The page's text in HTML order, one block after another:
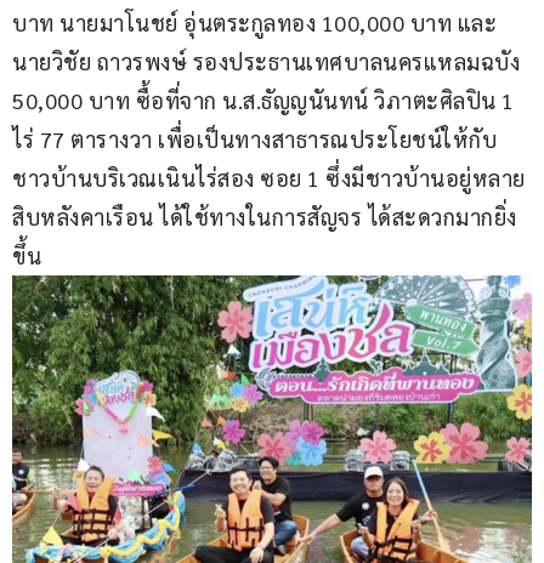
บาท นายมาโนชย์ อุ่นตระกูลทอง 100,000 บาท และ
นายวิชัย ถาวรพงษ์ รองประธานเทศบาลนครแหลมฉบัง
50,000 บาท ซื้อที่จาก น.ส.ธัญญนันทน์ วิภาตะศิลปิน 1
ไร่ 77 ตารางวา เพื่อเป็นทางสาธารณประโยชน์ให้กับ
ชาวบ้านบริเวณเนินไร่สอง ซอย 1 ซึ่งมีชาวบ้านอยู่หลาย
สิบหลังคาเรือน ได้ใช้ทางในการสัญจร ได้สะดวกมากยิ่ง
ขึ้น